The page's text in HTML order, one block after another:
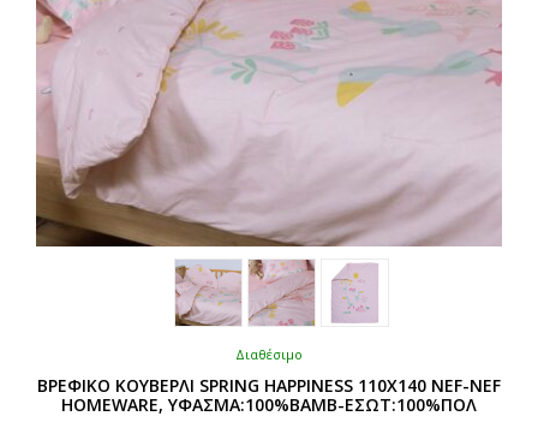
προϊόντος
Διαθέσιμο
ΒΡΕΦΙΚΟ ΚΟΥΒΕΡΛΙ SPRING HAPPINESS 110Χ140 NEF-NEF
HOMEWARE, ΥΦΑΣΜΑ:100%BAMB-ΕΣΩΤ:100%ΠΟΛ